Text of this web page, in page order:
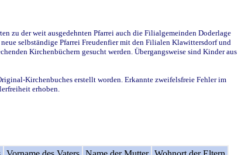
zu der weit ausgedehnten Pfarrei auch die Filialgemeinden Doderlage
selbständige Pfarrei Freudenfier mit den Filialen Klawittersdorf und
Kirchenbüchern gesucht werden. Übergangsweise sind Kinder aus
Kirchenbuches erstellt worden. Erkannte zweifelsfreie Fehler im
erhoben.